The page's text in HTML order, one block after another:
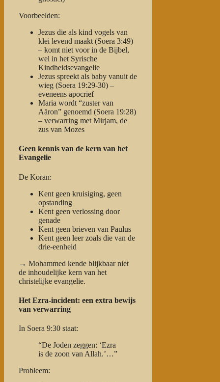
Voorbeelden:
Jezus die als kind vogels van
klei levend maakt (Soera 3:49)
– komt niet voor in de Bijbel,
wel in het Syrische
Kindheidsevangelie
Jezus spreekt als baby vanuit de
wieg (Soera 19:29-30) –
eveneens apocrief
Maria wordt “zuster van
Aäron” genoemd (Soera 19:28)
– verwarring met Mirjam, de
zus van Mozes
Geen kennis van de kern van het
Evangelie
De Koran:
Kent geen kruisiging, geen
opstanding
Kent geen verlossing door
genade
Kent geen brieven van Paulus
Kent geen leer zoals die van de
drie-eenheid
→ Mohammed kende blijkbaarniet
de inhoudelijke kern van het
christelijke evangelie.
Het Ezra-incident: een extra bewijs
van verwarring
In Soera 9:30 staat:
“De Joden zeggen: ‘Ezra
is de zoon van Allah.’…”
Probleem: